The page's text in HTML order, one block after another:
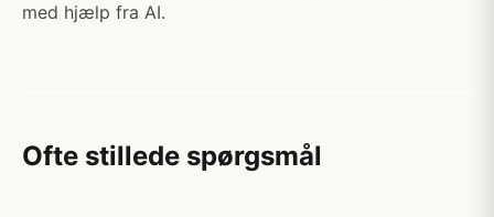
med hjælp fra AI.
Ofte stillede spørgsmål